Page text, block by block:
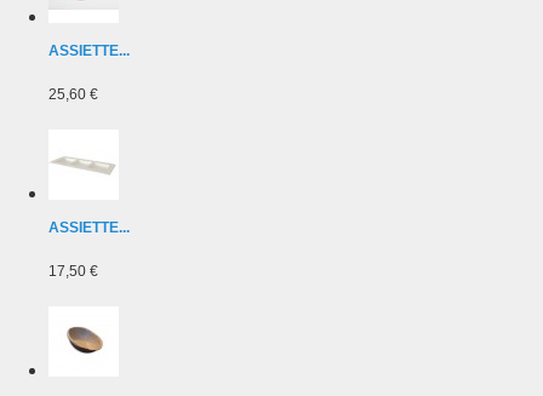
ASSIETTE...
25,60 €
ASSIETTE...
17,50 €